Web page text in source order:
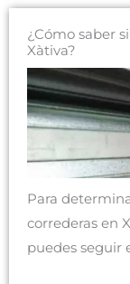
¿Cómo saber
Xàtiva?
Para
correderas en
puedes seguir